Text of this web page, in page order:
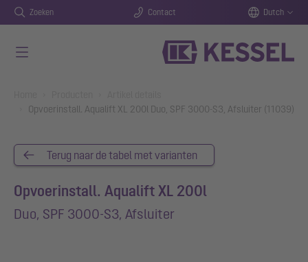
Zoeken Contact Dutch
Opvoerinstall. Aqualift XL 200l Duo, SPF 3000-S3, Afsluiter (11039)
Terug naar de tabel met varianten
Opvoerinstall. Aqualift XL 200l
Duo, SPF 3000-S3, Afsluiter